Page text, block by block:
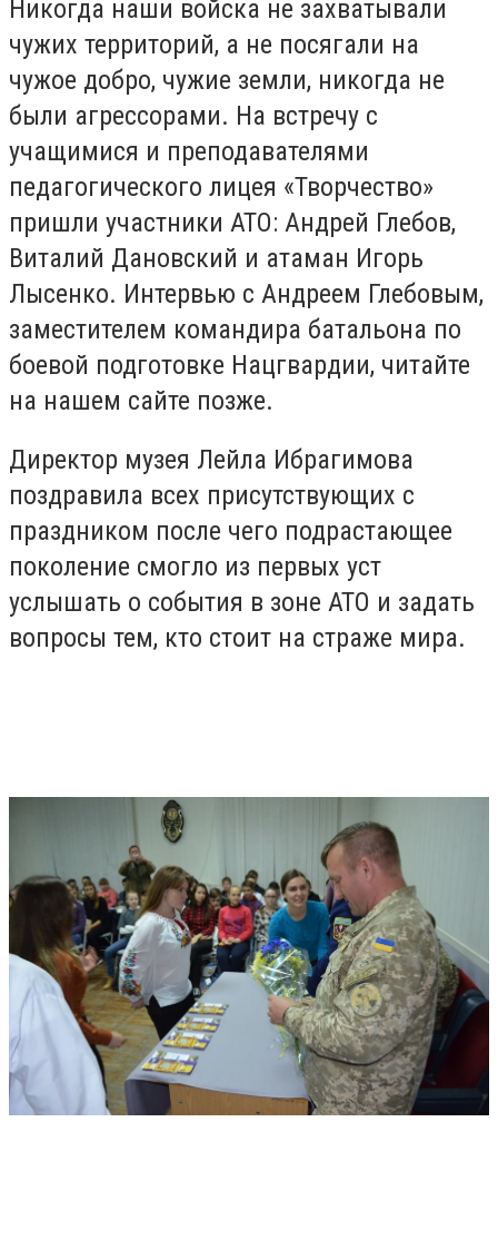
Никогда наши войска не захватывали
чужих территорий, а не посягали на
чужое добро, чужие земли, никогда не
были агрессорами. На встречу с
учащимися и преподавателями
педагогического лицея «Творчество»
пришли участники АТО: Андрей Глебов,
Виталий Дановский и атаман Игорь
Лысенко. Интервью с Андреем Глебовым,
заместителем командира батальона по
боевой подготовке Нацгвардии, читайте
на нашем сайте позже.
Директор музея Лейла Ибрагимова
поздравила всех присутствующих с
праздником после чего подрастающее
поколение смогло из первых уст
услышать о события в зоне АТО и задать
вопросы тем, кто стоит на страже мира.